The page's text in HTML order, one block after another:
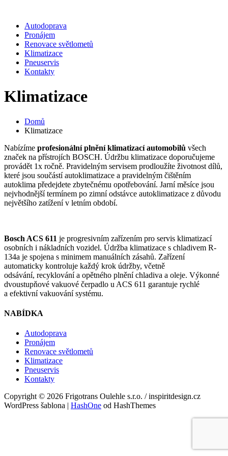
Autodoprava
Pronájem
Renovace světlometů
Klimatizace
Pneuservis
Kontakty
Klimatizace
Domů
Klimatizace
Nabízíme profesionální plnění klimatizací automobilů všech
značek na přístrojích BOSCH. Údržbu klimatizace doporučujeme
provádět 1x ročně. Pravidelným servisem prodloužíte životnost dílů,
které jsou součástí autoklimatizace a pravidelným čištěním
autoklima předejdete zbytečnému opotřebování. Jarní měsíce jsou
nejvhodnější termínem po zimní odstávce autoklimatizace z důvodu
největšího zatížení v letním období.
Bosch ACS 611 je progresivním zařízením pro servis klimatizací
osobních i nákladních vozidel. Údržba klimatizace s chladivem R-
134a je spojena s minimem manuálních zásahů. Zařízení
automaticky kontroluje každý krok údržby, včetně
odsávání, recyklování a opětného plnění chladiva a oleje. Výkonné
dvoustupňové vakuové čerpadlo u ACS 611 garantuje rychlé
a efektivní vakuování systému.
NABÍDKA
Autodoprava
Pronájem
Renovace světlometů
Klimatizace
Pneuservis
Kontakty
Copyright © 2026 Frigotrans Oulehle s.r.o. / inspiritdesign.cz
WordPress šablona | HashOne od HashThemes